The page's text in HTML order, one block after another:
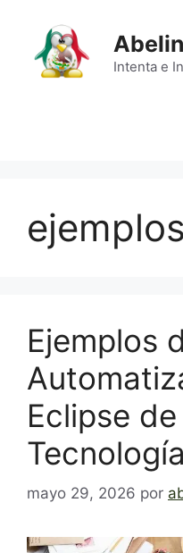
contenido
Intenta e
ejemplos
Ejemplos
Eclipse de
Tecnología
mayo 29, 2026 por